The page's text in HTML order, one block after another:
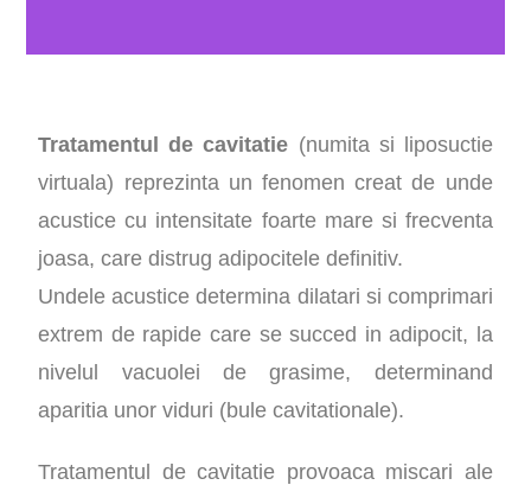
Tratamentul de cavitatie (numita si liposuctie
virtuala) reprezinta un fenomen creat de unde
acustice cu intensitate foarte mare si frecventa
joasa, care distrug adipocitele definitiv.
Undele acustice determina dilatari si comprimari
extrem de rapide care se succed in adipocit, la
nivelul vacuolei de grasime, determinand
aparitia unor viduri (bule cavitationale).
Tratamentul de cavitatie provoaca miscari ale